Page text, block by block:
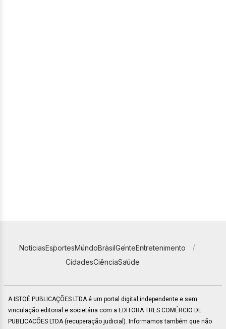
NotíciasEsportesMundoBrasilGenteEntretenimento
CidadesCiênciaSaúde
A ISTOÉ PUBLICAÇÕES LTDA é um portal digital independente e sem
vinculação editorial e societária com a EDITORA TRES COMÉRCIO DE
PUBLICACÕES LTDA (recuperação judicial). Informamos também que não